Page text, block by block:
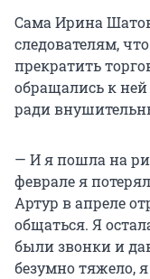
Сама Ирина
следователям,
прекратить
обращались к
ради
— И я пошла на
феврале я
Артур в апреле
общаться. Я
были звонки и
безумно тяжело,